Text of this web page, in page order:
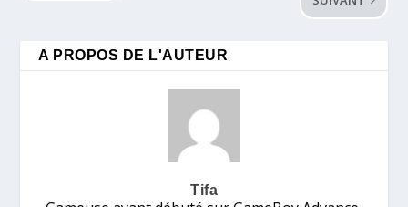
A PROPOS DE L'AUTEUR
Tifa